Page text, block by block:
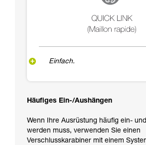
Einfach.
Häufiges Ein-/Aushängen
Wenn Ihre Ausrüstung häufig ein-
werden muss, verwenden Sie einen
Verschlusskarabiner mit einem